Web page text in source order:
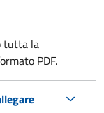
tutta la
PDF.